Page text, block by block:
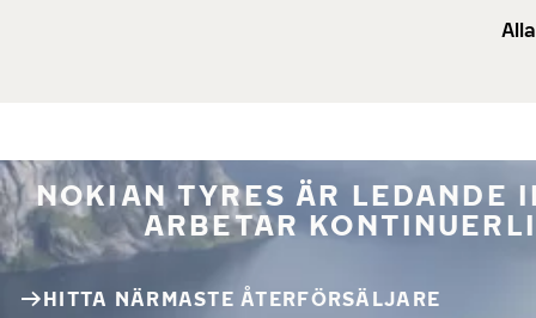
NOKIAN TYRES ÄR LEDANDE
ARBETAR
HITTA NÄRMASTE ÅTERFÖRSÄLJARE